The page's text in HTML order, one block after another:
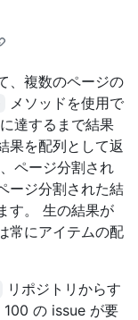
、複数のページの
メソッドを使用で
達するまで結果
果を配列として返
ページ分割され
ージ分割された結
す。 生の結果が
常にアイテムの配
リポジトリからす
の issue が要